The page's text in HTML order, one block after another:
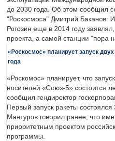
до 2030 года. Об этом сообщил
"Роскосмоса" Дмитрий Баканов.
Рогозин еще в 2014 году
проекта, а самой станции "пора
«Роскосмос» планирует запуск
года
«Роскомос» планирует, что
носителей «Союз-5» состоится
сообщил гендиректор
Первый запуск ракеты
Мантуров говорил ранее, что
приоритетным проектом
программы.